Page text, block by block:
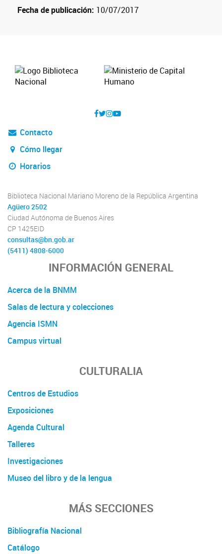
Fecha de publicación: 10/07/2017
Contacto
Cómo llegar
Horarios
Biblioteca Nacional Mariano Moreno de la República Argentina
Agüero 2502
Ciudad Autónoma de Buenos Aires
CP 1425EID
consultas@bn.gob.ar
(5411) 4808-6000
INFORMACIÓN GENERAL
Acerca de la BNMM
Salas de lectura y colecciones
Agencia ISMN
Campus virtual
CULTURALIA
Centros de Estudios
Exposiciones
Agenda Cultural
Talleres
Investigaciones
Museo del libro y de la lengua
MÁS SECCIONES
Bibliografía Nacional
Catálogo